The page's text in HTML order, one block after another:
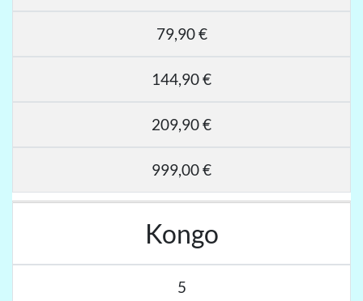
79,90 €
144,90 €
209,90 €
999,00 €
Kongo
5